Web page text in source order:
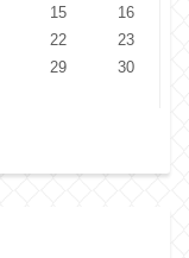
15
16
22
23
29
30